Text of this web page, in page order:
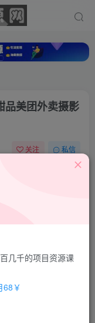
品美团外卖摄影
关注 私信
几千的项目资源课
￥